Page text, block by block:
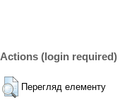
Actions (login required)
Перегляд елементу